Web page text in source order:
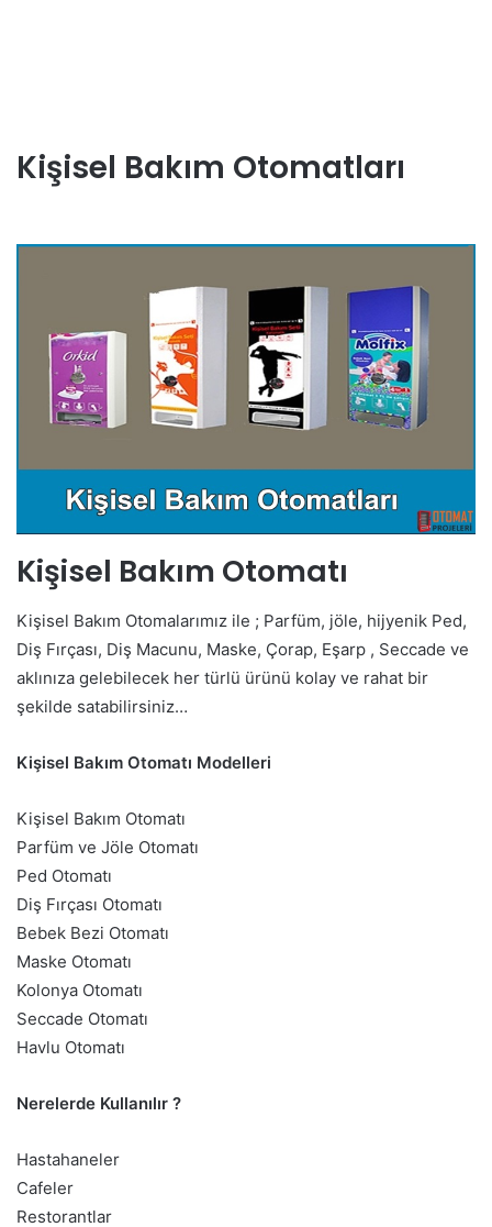
Kişisel Bakım Otomatları
Kişisel Bakım Otomatı
Kişisel Bakım Otomalarımız ile ; Parfüm, jöle, hijyenik Ped,
Diş Fırçası, Diş Macunu, Maske, Çorap, Eşarp , Seccade ve
aklınıza gelebilecek her türlü ürünü kolay ve rahat bir
şekilde satabilirsiniz…
Kişisel Bakım Otomatı Modelleri
Kişisel Bakım Otomatı
Parfüm ve Jöle Otomatı
Ped Otomatı
Diş Fırçası Otomatı
Bebek Bezi Otomatı
Maske Otomatı
Kolonya Otomatı
Seccade Otomatı
Havlu Otomatı
Nerelerde Kullanılır ?
Hastahaneler
Cafeler
Restorantlar